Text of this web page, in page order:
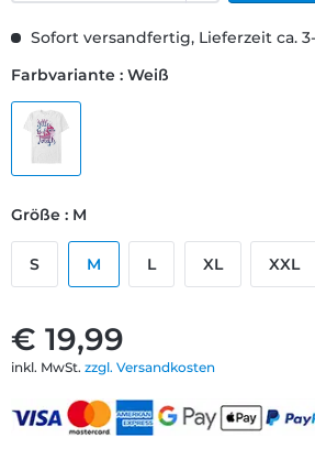
€ 19,99
inkl. MwSt. zzgl. Versandkosten
Sofort versandfertig, Lieferzeit ca.
Farbvariante : Weiß
Größe : M
S M L XL XXL